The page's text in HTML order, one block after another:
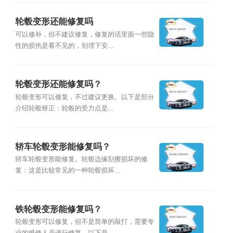
轮毂变形还能修复吗
可以修补，但不建议修复，修复的话里面一些隐
性的损伤是看不见的，别埋下安...
轮毂变形还能修复吗？
轮毂变形可以修复，不过建议更换。以下是部分
介绍轮毂矫正：轮毂的受力点是...
轿车轮毂变形能修复吗？
轿车轮毂变形能修复。轮毂边缘刮擦损坏的修
复：这是比较常见的一种轮毂损坏...
铁轮毂变形能修复吗？
轮毂变形可以修复，但不是简单的敲打，需要专